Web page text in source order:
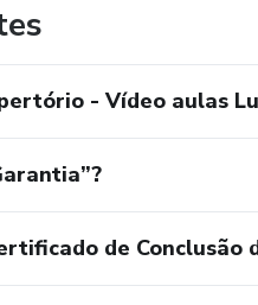
- Vídeo aulas
de Conclusão